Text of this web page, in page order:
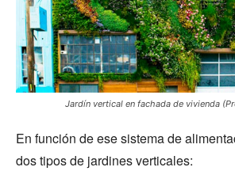
Jardín vertical en fachada de vivienda
En función de ese sistema de
dos tipos de jardines verticales: